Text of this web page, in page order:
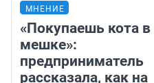
МНЕНИЕ
«Покупаешь кота в
мешке»:
предприниматель
рассказала, как на